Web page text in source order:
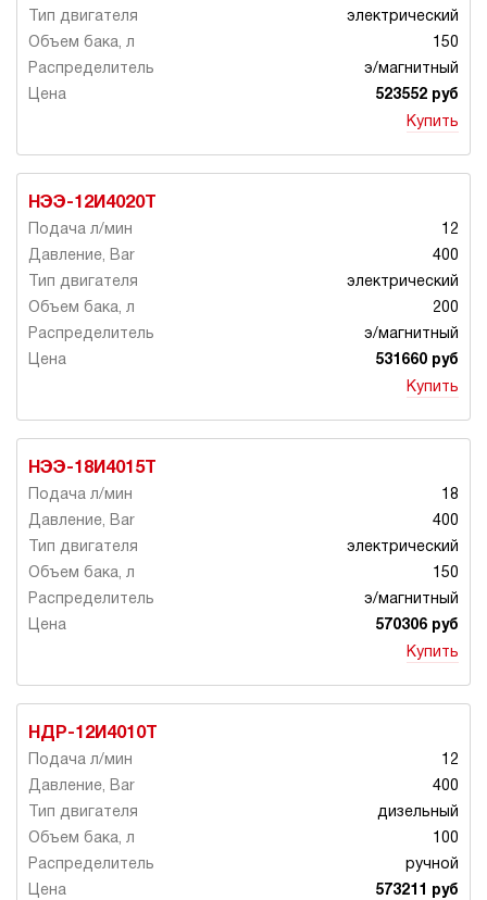
электрический
150
э/магнитный
523552 руб
Купить
НЭЭ-12И4020Т
12
400
электрический
200
э/магнитный
531660 руб
Купить
НЭЭ-18И4015Т
18
400
электрический
150
э/магнитный
570306 руб
Купить
НДР-12И4010Т
12
400
дизельный
100
ручной
573211 руб